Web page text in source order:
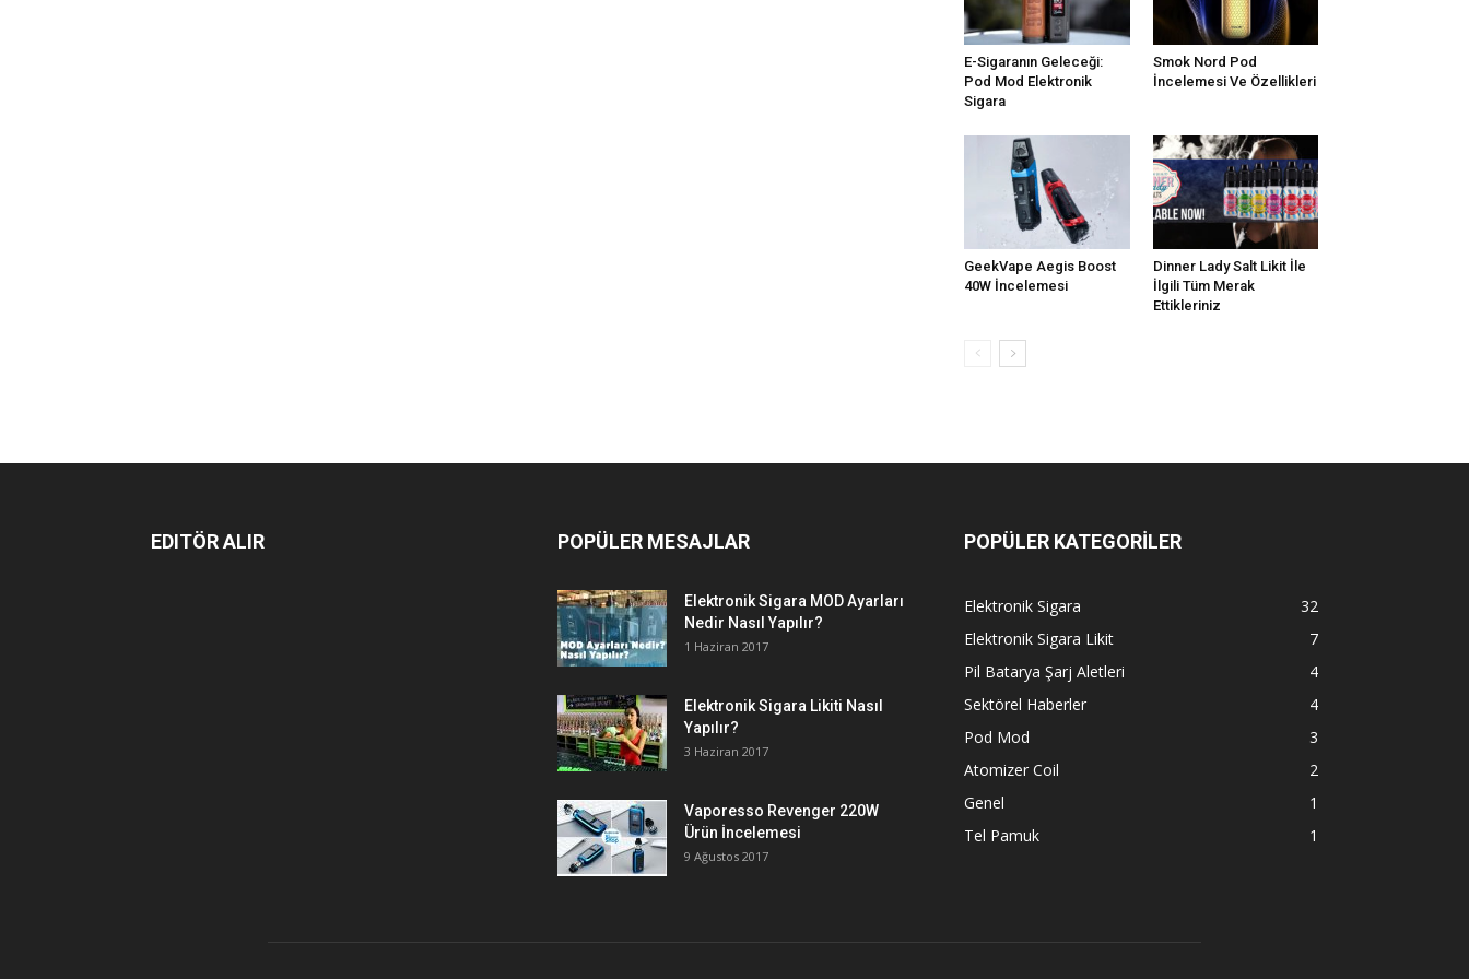
E-Sigaranın Geleceği:
Pod Mod Elektronik
Sigara
Smok Nord Pod
İncelemesi Ve Özellikleri
GeekVape Aegis Boost
40W İncelemesi
Dinner Lady Salt Likit İle
İlgili Tüm Merak
Ettikleriniz
EDITÖR ALIR POPÜLER MESAJLAR
Elektronik Sigara MOD Ayarları
Nedir Nasıl Yapılır?
1 Haziran 2017
Elektronik Sigara Likiti Nasıl
Yapılır?
3 Haziran 2017
Vaporesso Revenger 220W
Ürün İncelemesi
9 Ağustos 2017
POPÜLER KATEGORİLER
Elektronik Sigara
32
Elektronik Sigara Likit
7
Pil Batarya Şarj Aletleri
4
Sektörel Haberler
4
Pod Mod
3
Atomizer Coil
2
Genel
1
Tel Pamuk
1